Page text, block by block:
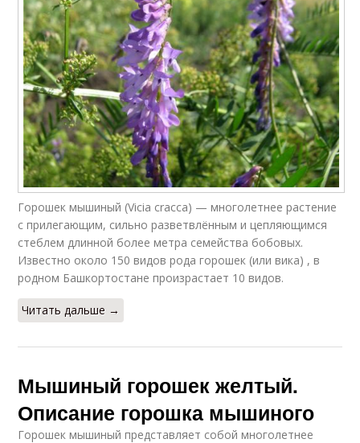
Горошек мышиный (Vicia cracca) — многолетнее растение
с прилегающим, сильно разветвлённым и цепляющимся
стеблем длинной более метра семейства бобовых.
Известно около 150 видов рода горошек (или вика) , в
родном Башкортостане произрастает 10 видов.
Читать дальше →
Мышиный горошек желтый.
Описание горошка мышиного
Горошек мышиный представляет собой многолетнее